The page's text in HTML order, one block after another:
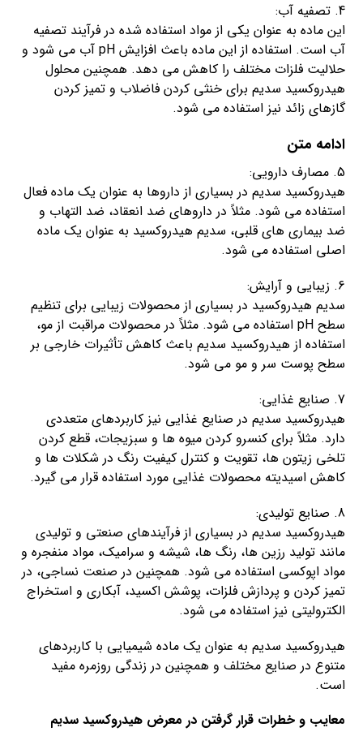
4. تصفیه آب:
این ماده به عنوان یکی از مواد استفاده شده در فرآیند تصفیه
آب است. استفاده از این ماده باعث افزایش pH آب می شود و
حلالیت فلزات مختلف را کاهش می دهد. همچنین محلول
هیدروکسید سدیم برای خنثی کردن فاضلاب و تمیز کردن
گازهای زائد نیز استفاده می شود.
ادامه متن
5. مصارف دارویی:
هیدروکسید سدیم در بسیاری از داروها به عنوان یک ماده فعال
استفاده می شود. مثلاً در داروهای ضد انعقاد، ضد التهاب و
ضد بیماری های قلبی، سدیم هیدروکسید به عنوان یک ماده
اصلی استفاده می شود.
6. زیبایی و آرایش:
سدیم هیدروکسید در بسیاری از محصولات زیبایی برای تنظیم
سطح pH استفاده می شود. مثلاً در محصولات مراقبت از مو،
استفاده از هیدروکسید سدیم باعث کاهش تأثیرات خارجی بر
سطح پوست سر و مو می شود.
7. صنایع غذایی:
هیدروکسید سدیم در صنایع غذایی نیز کاربردهای متعددی
دارد. مثلاً برای کنسرو کردن میوه ها و سبزیجات، قطع کردن
تلخی زیتون ها، تقویت و کنترل کیفیت رنگ در شکلات ها و
کاهش اسیدیته محصولات غذایی مورد استفاده قرار می گیرد.
8. صنایع تولیدی:
هیدروکسید سدیم در بسیاری از فرآیندهای صنعتی و تولیدی
مانند تولید رزین ها، رنگ ها، شیشه و سرامیک، مواد منفجره و
مواد اپوکسی استفاده می شود. همچنین در صنعت نساجی، در
تمیز کردن و پردازش فلزات، پوشش اکسید، آبکاری و استخراج
الکترولیتی نیز استفاده می شود.
هیدروکسید سدیم به عنوان یک ماده شیمیایی با کاربردهای
متنوع در صنایع مختلف و همچنین در زندگی روزمره مفید
است.
معایب و خطرات قرار گرفتن در معرض هیدروکسید سدیم